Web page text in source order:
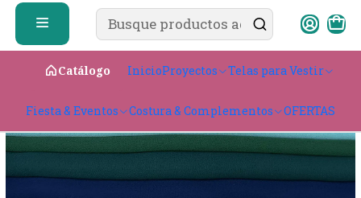
Catálogo InicioProyectos Telas para Vestir
Fiesta & Eventos Costura & Complementos OFERTAS